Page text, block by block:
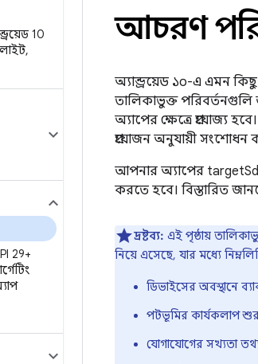
10
,
29+
আচরণ
অ্যান্ড্রয়েড ১০-এ এমন
তালিকাভুক্ত
অ্যাপের ক্ষেত্রে প্রযোজ্য
প্রয়োজন অনুযায়ী সংশোধন
আপনার অ্যাপের
করতে হবে। বিস্তারিত
দ্রষ্টব্য: এই পৃষ্ঠায়
নিয়ে এসেছে, যার মধ্যে
ডিভাইসের অবস্থানে
পটভূমির কার্যকলাপ
যোগাযোগের সখ্যতা